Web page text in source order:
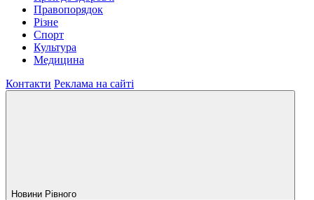
Правопорядок
Різне
Спорт
Культура
Медицина
Контакти Реклама на сайті
Новини Рiвного